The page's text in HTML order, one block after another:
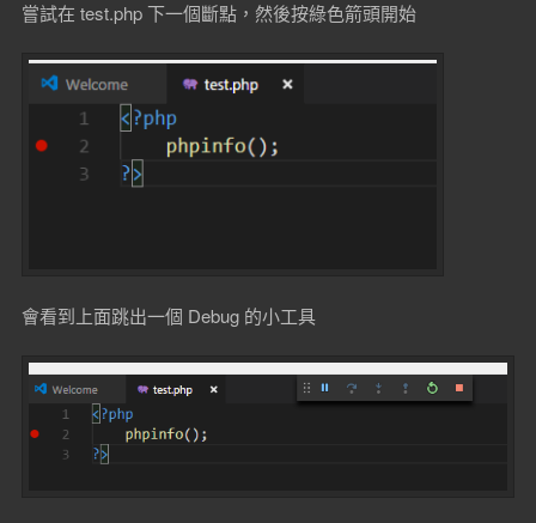
嘗試在 test.php 下一個斷點，然後按綠色箭頭開始
會看到上面跳出一個 Debug 的小工具